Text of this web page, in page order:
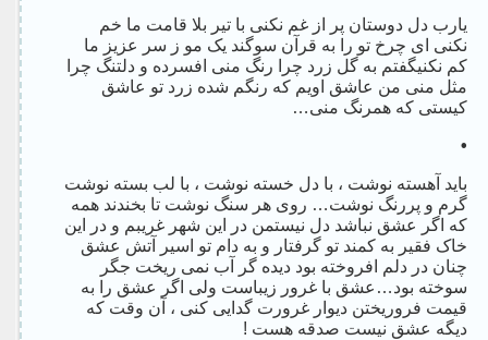
یارب دل دوستان پر از غم نکنی با تیر بلا قامت ما خم
نکنی ای چرخ تو را به قرآن سوگند یک مو ز سر عزیز ما
کم نکنیگفتم به گل زرد چرا رنگ منی افسرده و دلتنگ چرا
مثل منی من عاشق اویم که رنگم شده زرد تو عاشق
کیستی که همرنگ منی…
•
باید آهسته نوشت ، با دل خسته نوشت ، با لب بسته نوشت
گرم و پررنگ نوشت… روی هر سنگ نوشت تا بخندند همه
که اگر عشق نباشد دل نیستمن در این شهر غریبم و در این
خاک فقیر به کمند تو گرفتار و به دام تو اسیر آتش عشق
چنان در دلم افروخته بود دیده گر آب نمی ریخت جگر
سوخته بود…عشق با غرور زیباست ولی اگر عشق را به
قیمت فروریختن دیوار غرورت گدایی کنی ، آن وقت که
دیگه عشق نیست صدقه هست !